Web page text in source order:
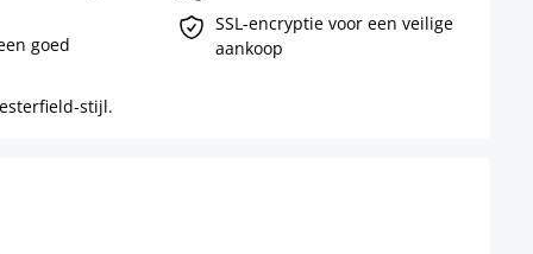
goed
stijl.
SSL-encryptie voor een veilige
aankoop